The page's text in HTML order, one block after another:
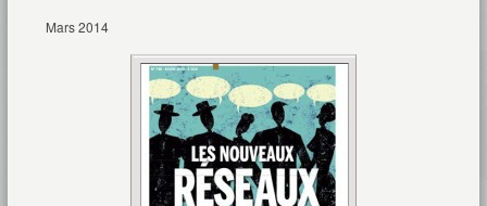
Mars 2014